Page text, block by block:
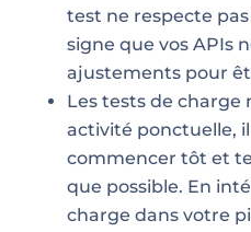
test ne respecte pas
signe que vos APIs
ajustements pour
Les tests de charge
activité ponctuelle,
commencer tôt et
que possible. En
charge dans votre